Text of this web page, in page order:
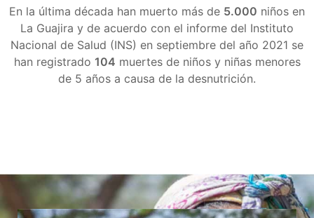
En la última década han muerto más de 5.000 niños en
La Guajira y de acuerdo con el informe del Instituto
Nacional de Salud (INS) en septiembre del año 2021 se
han registrado 104 muertes de niños y niñas menores
de 5 años a causa de la desnutrición.